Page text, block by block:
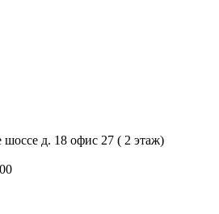
д. 18 офис 27 ( 2 этаж)